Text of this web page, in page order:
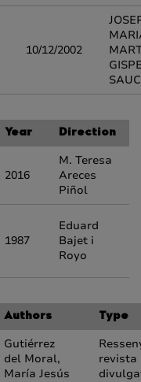
10/12/2002
Year Direction
2016
M. Teresa
Areces
Piñol
1987
Eduard
Bajet i
Royo
Authors Type
Gutiérrez
del Moral,
María Jesús
revista